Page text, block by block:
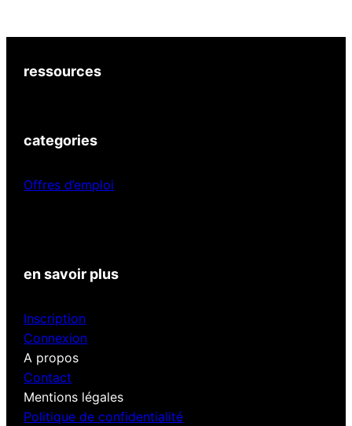
ressources
categories
Offres d’emploi
en savoir plus
Inscription
Connexion
A propos
Contact
Mentions légales
Politique de confidentialité